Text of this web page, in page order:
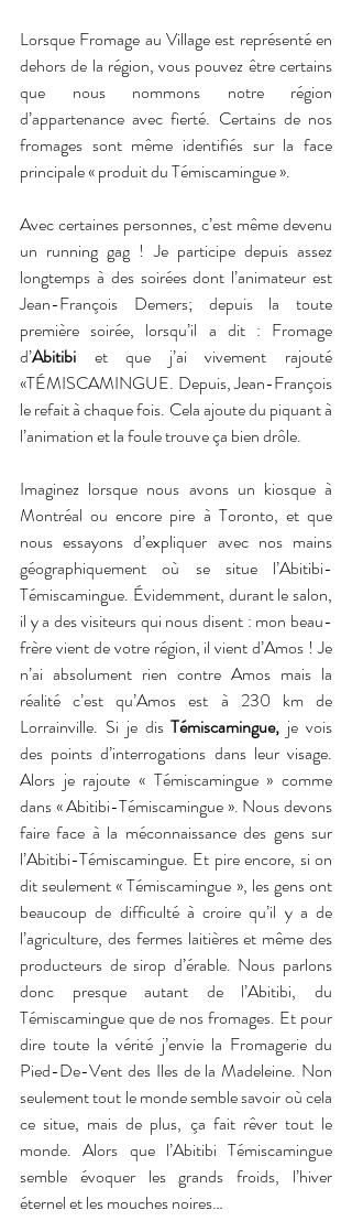
Lorsque Fromage au Village est représenté en
dehors de la région, vous pouvez être certains
que nous nommons notre région
d’appartenance avec fierté. Certains de nos
fromages sont même identifiés sur la face
principale « produit du Témiscamingue ».
Avec certaines personnes, c’est même devenu
un running gag ! Je participe depuis assez
longtemps à des soirées dont l’animateur est
Jean-François Demers; depuis la toute
première soirée, lorsqu’il a dit : Fromage
d’Abitibi et que j’ai vivement rajouté
«TÉMISCAMINGUE. Depuis, Jean-François
le refait à chaque fois. Cela ajoute du piquant à
l’animation et la foule trouve ça bien drôle.
Imaginez lorsque nous avons un kiosque à
Montréal ou encore pire à Toronto, et que
nous essayons d’expliquer avec nos mains
géographiquement où se situe l’Abitibi-
Témiscamingue. Évidemment, durant le salon,
il y a des visiteurs qui nous disent : mon beau-
frère vient de votre région, il vient d’Amos ! Je
n’ai absolument rien contre Amos mais la
réalité c’est qu’Amos est à 230 km de
Lorrainville. Si je dis Témiscamingue, je vois
des points d’interrogations dans leur visage.
Alors je rajoute « Témiscamingue » comme
dans « Abitibi-Témiscamingue ». Nous devons
faire face à la méconnaissance des gens sur
l’Abitibi-Témiscamingue. Et pire encore, si on
dit seulement « Témiscamingue », les gens ont
beaucoup de difficulté à croire qu’il y a de
l’agriculture, des fermes laitières et même des
producteurs de sirop d’érable. Nous parlons
donc presque autant de l’Abitibi, du
Témiscamingue que de nos fromages. Et pour
dire toute la vérité j’envie la Fromagerie du
Pied-De-Vent des Iles de la Madeleine. Non
seulement tout le monde semble savoir où cela
ce situe, mais de plus, ça fait rêver tout le
monde. Alors que l’Abitibi Témiscamingue
semble évoquer les grands froids, l’hiver
éternel et les mouches noires…